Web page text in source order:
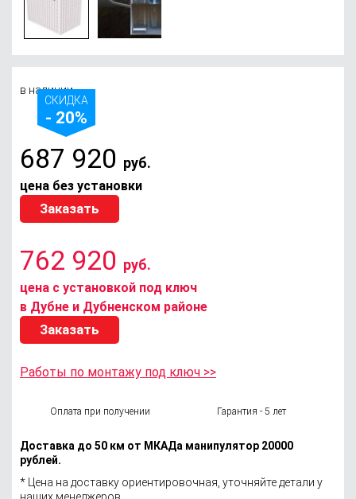
в наличии
СКИДКА
- 20%
687 920 руб.
цена без установки
Заказать
762 920 руб.
цена с установкой под ключ
в Дубне и Дубненском районе
Заказать
Работы по монтажу под ключ >>
Оплата при получении Гарантия - 5 лет
Доставка до 50 км от МКАДа манипулятор 20000
рублей.
* Цена на доставку ориентировочная, уточняйте детали у